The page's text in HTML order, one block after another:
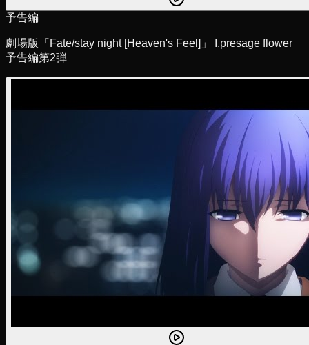
予告編
劇場版「Fate/stay night [Heaven's Feel]」 I.presage flower
予告編第2弾